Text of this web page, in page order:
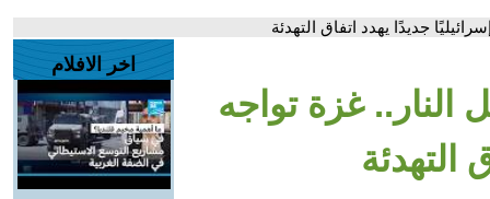
جديدًا يهدد اتفاق التهدئة
النار.. غزة تواجه
التهدئة
اخر الافلام